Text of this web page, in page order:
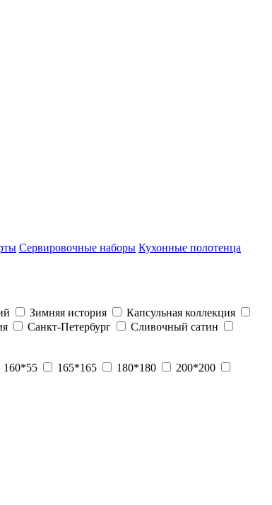
Сервировочные наборы Кухонные полотенца
Зимняя история
Капсульная коллекция
Санкт-Петербург
Сливочный сатин
160*55 165*165 180*180
200*200